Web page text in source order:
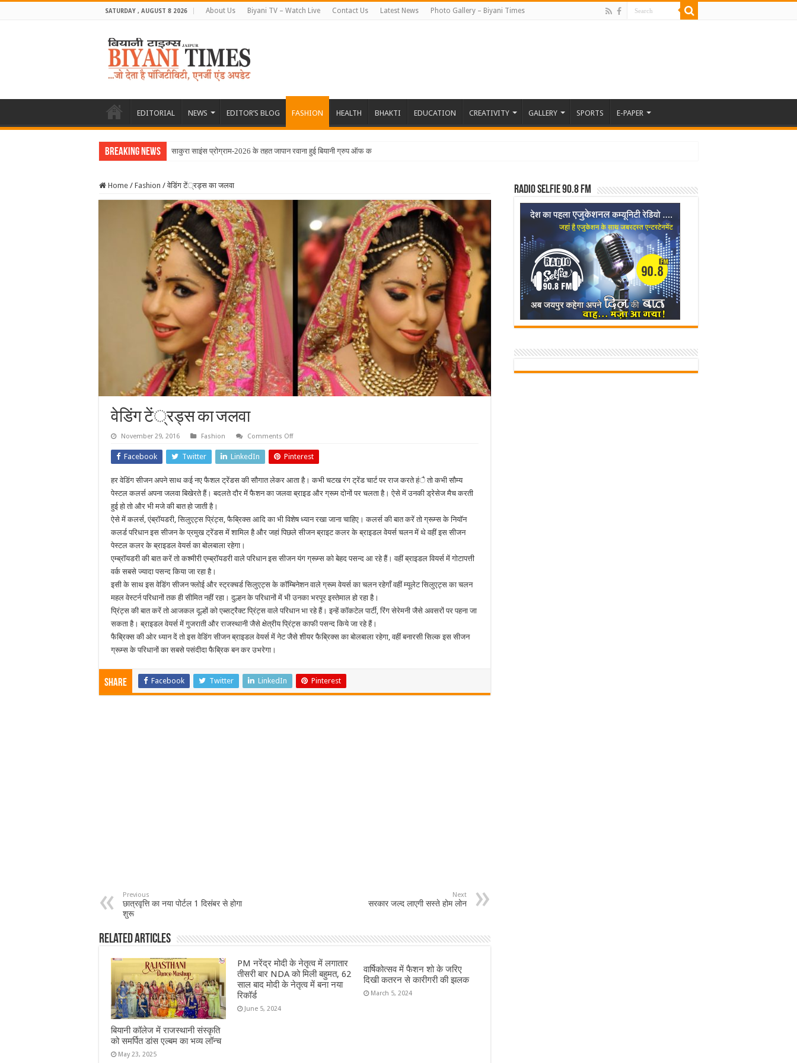
SATURDAY , AUGUST 8 2026 About Us Biyani TV – Watch Live Contact Us Latest News Photo Gallery – Biyani Times
EDITORIAL NEWS EDITOR’S BLOG FASHION HEALTH BHAKTI EDUCATION CREATIVITY GALLERY SPORTS E-PAPER
Breaking News साकुरा साइंस प्रोग्राम-2026 के तहत जापान रवाना हुई बियानी ग्रुप ऑफ कॉलेजेज की छात्र
Home / Fashion / वेडिंग टें्रड्स का जलवा
वेडिंग टें्रड्स का जलवा
November 29, 2016 Fashion Comments Offon
टें्रड्स
का
जलवा
Facebook Twitter LinkedIn Pinterest
हर वेडिंग सीजन अपने साथ कई नए फैशल ट्रेंडस की सौगात लेकर आता है। कभी चटख रंग ट्रेंड चार्ट पर राज करते हंै तो कभी सौम्य
पेस्टल कलर्स अपना जलवा बिखेरते हैं। बदलते दौर में फैशन का जलवा ब्राइड और ग्रूम दोनों पर चलता है। ऐसे में उनकी ड्रेसेज मैच करती
हुई हो तो और भी मजे की बात हो जाती है।
ऐसे में कलर्स, एंब्रॉयडरी, सिलुएट्स प्रिंट्स, फैब्रिक्स आदि का भी विशेष ध्यान रखा जाना चाहिए। कलर्स की बात करें तो ग्रूम्स के नियॉन
कलर्ड परिधान इस सीजन के प्रमुख ट्रेंडस में शामिल है और जहां पिछले सीजन ब्राइट कलर के ब्राइडल वेयर्स चलन में थे वहीं इस सीजन
पेस्टल कलर के ब्राइडल वेयर्स का बोलबाला रहेगा।
एम्ब्रॉयडरी की बात करें तो कश्मीरी एम्ब्रॉयडरी वाले परिधान इस सीजन यंग ग्रूम्स को बेहद पसन्द आ रहे हैं। वहीं ब्राइडल वियर्स में गोटापत्ती
वर्क सबसे ज्यादा पसन्द किया जा रहा है।
इसी के साथ इस वेडिंग सीजन फ्लोई और स्ट्रक्चर्ड सिलुएट्स के कॉम्बिनेशन वाले ग्रूम वेयर्स का चलन रहेगाँ वहीं म्यूलेट सिलुएट्स का चलन
महल वेस्टर्न परिधानों तक ही सीमित नहीं रहा। दुल्हन के परिधानों में भी उनका भरपूर इस्तेमाल हो रहा है।
प्रिंट्स की बात करें तो आजकल दूल्हों को एब्सट्रैक्ट प्रिंट्स वाले परिधान भा रहे हैं। इन्हें कॉकटेल पार्टी, रिंग सेरेमनी जैसे अवसरों पर पहना जा
सकता है। ब्राइडल वेयर्स में गुजराती और राजस्थानी जैसे क्षेत्रीय प्रिंट्स काफी पसन्द किये जा रहे हैं।
फैब्रिक्स की ओर ध्यान दें तो इस वेडिंग सीजन ब्राइडल वेयर्स में नेट जैसे शीयर फैब्रिक्स का बोलबाला रहेगा, वहीं बनारसी सिल्क इस सीजन
ग्रूम्स के परिधानों का सबसे पसंदीदा फैब्रिक बन कर उभरेगा।
Share Facebook Twitter LinkedIn Pinterest
Previous
छात्रवृत्ति का नया पोर्टल 1 दिसंबर से होगा
शुरू
Next
सरकार जल्द लाएगी सस्ते होम लोन
Related Articles
बियानी कॉलेज में राजस्थानी संस्कृति
को समर्पित डांस एल्बम का भव्य लॉन्च
May 23, 2025
PM नरेंद्र मोदी के नेतृत्व में लगातार
तीसरी बार NDA को मिली बहुमत, 62
साल बाद मोदी के नेतृत्व में बना नया
रिकॉर्ड
June 5, 2024
वार्षिकोत्सव में फैशन शो के जरिए
दिखी कतरन से कारीगरी की झलक
March 5, 2024
Radio Selfie 90.8 FM